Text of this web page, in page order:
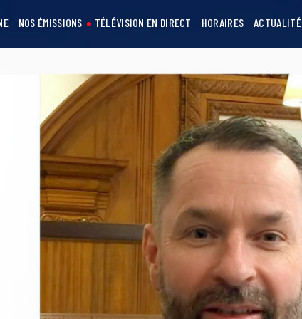
NOS ÉMISSIONS TÉLÉVISION EN DIRECT HORAIRES ACTUALITÉ